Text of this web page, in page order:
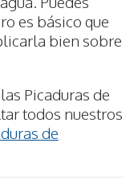
es básico que
bien sobre
Picaduras de
todos nuestros
de